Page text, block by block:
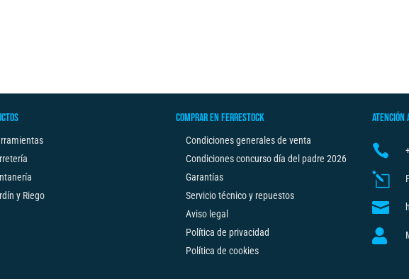
y Riego
COMPRAR EN FERRESTOCK
Condiciones generales de venta
Condiciones concurso día del padre 2026
Garantías
Servicio técnico y repuestos
Aviso legal
Política de privacidad
Política de cookies

l

